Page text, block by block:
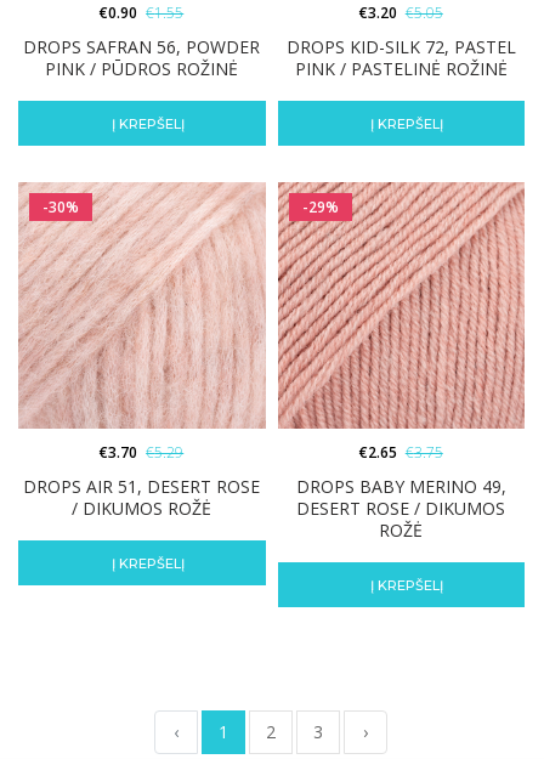
DROPS SAFRAN 56, POWDER
PINK / PŪDROS ROŽINĖ
€0.90 €1.55
Į KREPŠELĮ
DROPS KID-SILK 72, PASTEL
PINK / PASTELINĖ ROŽINĖ
€3.20 €5.05
Į KREPŠELĮ
-30%
DROPS AIR 51, DESERT ROSE
/ DIKUMOS ROŽĖ
€3.70 €5.29
Į KREPŠELĮ
-29%
DROPS BABY MERINO 49,
DESERT ROSE / DIKUMOS
ROŽĖ
€2.65 €3.75
Į KREPŠELĮ
‹ 1 2 3 ›